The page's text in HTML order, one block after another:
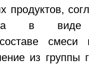
продуктов,
в виде
смеси
из группы